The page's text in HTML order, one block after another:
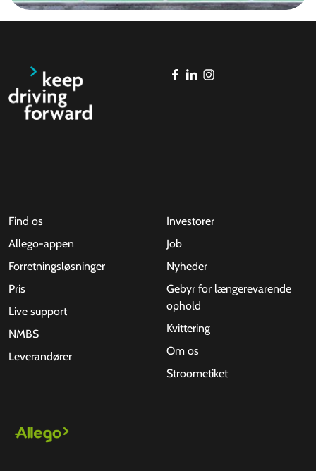
Find os
Allego-appen
Forretningsløsninger
Pris
Live support
NMBS
Leverandører
Investorer
Job
Nyheder
Gebyr for længerevarende
ophold
Kvittering
Om os
Stroometiket